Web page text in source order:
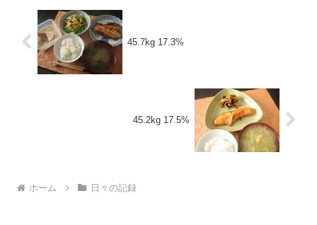
45.7kg 17.3%
45.2kg 17.5%
ホーム 日々の記録